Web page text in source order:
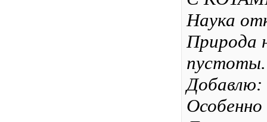
Наука
Природа
пустоты.
Добавлю:
Особенно